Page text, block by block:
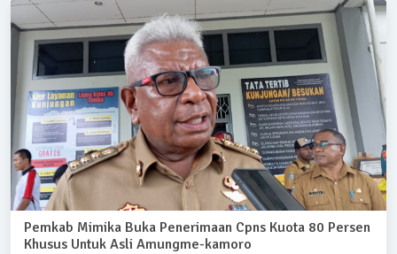
Pemkab Mimika Buka Penerimaan Cpns Kuota 80 Persen
Khusus Untuk Asli Amungme-kamoro